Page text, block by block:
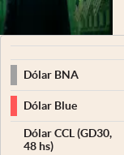
Dólar BNA
Dólar Blue
Dólar CCL (GD30,
48 hs)